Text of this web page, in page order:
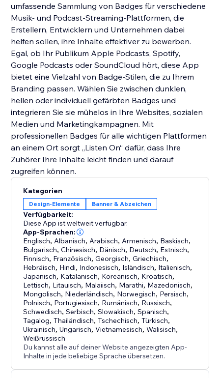
umfassende Sammlung von Badges für verschiedene
Musik- und Podcast-Streaming-Plattformen, die
Erstellern, Entwicklern und Unternehmen dabei
helfen sollen, ihre Inhalte effektiver zu bewerben.
Egal, ob Ihr Publikum Apple Podcasts, Spotify,
Google Podcasts oder SoundCloud hört, diese App
bietet eine Vielzahl von Badge-Stilen, die zu Ihrem
Branding passen. Wählen Sie zwischen dunklen,
hellen oder individuell gefärbten Badges und
integrieren Sie sie mühelos in Ihre Websites, sozialen
Medien und Marketingkampagnen. Mit
professionellen Badges für alle wichtigen Plattformen
an einem Ort sorgt „Listen On“ dafür, dass Ihre
Zuhörer Ihre Inhalte leicht finden und darauf
zugreifen können.
Kategorien
Design-Elemente Banner & Abzeichen
Verfügbarkeit:
Diese App ist weltweit verfügbar.
App-Sprachen:
Englisch, Albanisch, Arabisch, Armenisch, Baskisch,
Bulgarisch,Chinesisch, Dänisch, Deutsch, Estnisch,
Finnisch, Französisch,Georgisch,Griechisch,
Hebräisch, Hindi, Indonesisch, Isländisch, Italienisch,
Japanisch, Katalanisch, Koreanisch, Kroatisch,
Lettisch, Litauisch, Malaiisch, Marathi, Mazedonisch,
Mongolisch, Niederländisch, Norwegisch, Persisch,
Polnisch, Portugiesisch, Rumänisch, Russisch,
Schwedisch,Serbisch,Slowakisch,Spanisch,
Tagalog,Thailändisch,Tschechisch,Türkisch,
Ukrainisch,Ungarisch,Vietnamesisch,Walisisch,
Weißrussisch
Du kannst alle auf deiner Website angezeigten App-
Inhalte in jede beliebige Sprache übersetzen.